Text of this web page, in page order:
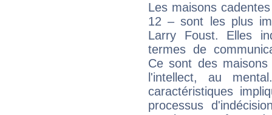
Les maisons
12 – sont les plus
Larry Foust. Elles
termes de
Ce sont des
l'intellect, au
caractéristiques
processus